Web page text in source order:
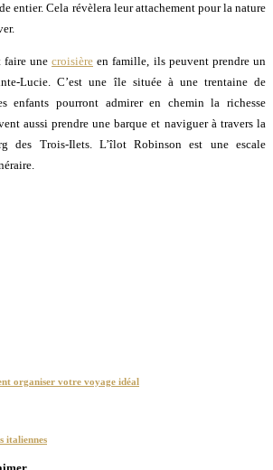
entier. Cela révèlera leur attachement pour la nature
faire une croisière en famille, ils peuvent prendre un
Lucie. C’est une île située à une trentaine de
enfants pourront admirer en chemin la richesse
aussi prendre une barque et naviguer à travers la
des Trois-Ilets. L’îlot Robinson est une escale
organiser votre voyage idéal
italiennes